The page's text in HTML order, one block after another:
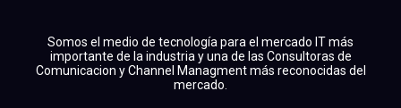
Somos el medio de tecnología para el mercado IT más
importante de la industria y una de las Consultoras de
Comunicacion y Channel Managment más reconocidas del
mercado.